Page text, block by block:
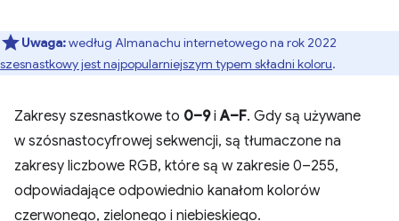
Uwaga:według Almanachu internetowego na rok 2022
szesnastkowy jest najpopularniejszym typem składni koloru.
Zakresy szesnastkowe to 0–9iA–F. Gdy są używane
w szósnastocyfrowej sekwencji, są tłumaczone na
zakresy liczbowe RGB, które są w zakresie 0–255,
odpowiadające odpowiednio kanałom kolorów
czerwonego, zielonego i niebieskiego.